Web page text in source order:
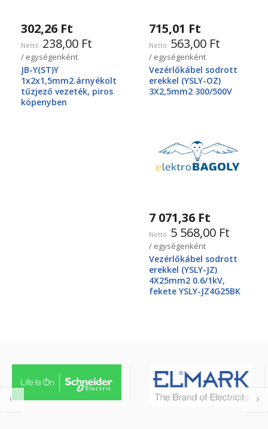
302,26 Ft
238,00 Ft
/ egységenként
JB-Y(ST)Y
1x2x1,5mm2.árnyékolt
tűzjező vezeték, piros
köpenyben
715,01 Ft
563,00 Ft
/ egységenként
Vezérlőkábel sodrott
erekkel (YSLY-OZ)
3X2,5mm2 300/500V
7 071,36 Ft
5 568,00 Ft
/ egységenként
Vezérlőkábel sodrott
erekkel (YSLY-JZ)
4X25mm2 0.6/1kV,
fekete YSLY-JZ4G25BK